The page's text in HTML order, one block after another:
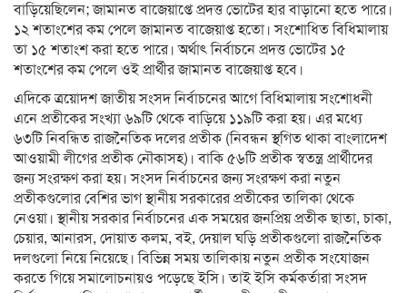
বাড়িয়েছিলেন; জামানত বাজেয়াপ্তে প্রদত্ত ভোটের হার বাড়ানো হতে পারে।
১২ শতাংশের কম পেলে জামানত বাজেয়াপ্ত হতো। সংশোধিত বিধিমালায়
তা ১৫ শতাংশ করা হতে পারে। অর্থাৎ নির্বাচনে প্রদত্ত ভোটের ১৫
শতাংশের কম পেলে ওই প্রার্থীর জামানত বাজেয়াপ্ত হবে।
এদিকে ত্রয়োদশ জাতীয় সংসদ নির্বাচনের আগে বিধিমালায় সংশোধনী
এনে প্রতীকের সংখ্যা ৬৯টি থেকে বাড়িয়ে ১১৯টি করা হয়। এর মধ্যে
৬৩টি নিবন্ধিত রাজনৈতিক দলের প্রতীক (নিবন্ধন স্থগিত থাকা বাংলাদেশ
আওয়ামী লীগের প্রতীক নৌকাসহ)। বাকি ৫৬টি প্রতীক স্বতন্ত্র প্রার্থীদের
জন্য সংরক্ষণ করা হয়। সংসদ নির্বাচনের জন্য সংরক্ষণ করা নতুন
প্রতীকগুলোর বেশির ভাগ স্থানীয় সরকারের প্রতীকের তালিকা থেকে
নেওয়া। স্থানীয় সরকার নির্বাচনের এক সময়ের জনপ্রিয় প্রতীক ছাতা, চাকা,
চেয়ার, আনারস, দোয়াত কলম, বই, দেয়াল ঘড়ি প্রতীকগুলো রাজনৈতিক
দলগুলো নিয়ে নিয়েছে। বিভিন্ন সময় তালিকায় নতুন প্রতীক সংযোজন
করতে গিয়ে সমালোচনায়ও পড়েছে ইসি। তাই ইসি কর্মকর্তারা সংসদ